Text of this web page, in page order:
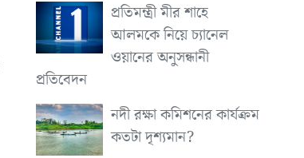
প্রতিমন্ত্রী মীর শাহে
আলমকে নিয়ে চ্যানেল
ওয়ানের অনুসন্ধানী
প্রতিবেদন
নদী রক্ষা কমিশনের কার্যক্রম
কতটা দৃশ্যমান?